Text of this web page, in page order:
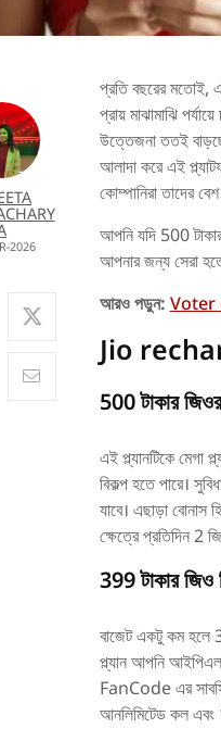
2026
প্রতি বছরের
প্রায় মাঝামাঝি
উত্তেজনা ততই
আলাদা করে এই
কোম্পানিরা তাদের
আপনি যদি 500
আপনার জন্য সেরা
আরও পড়ুন: Voter
Jio
500 টাকার জিওর
এই প্ল্যানটিকে মেগা
বিকল্প হতে পারে।
যাবে। এছাড়া বোনাস
ক্ষেত্রে প্রতিদিন 2
399 টাকার জিও
বাজেট একটু কম হলে
প্ল্যান আপনি আইপিএল
FanCode এর
আনলিমিটেড কল